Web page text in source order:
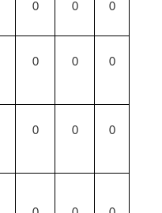
0 0 0
0 0 0
0 0 0